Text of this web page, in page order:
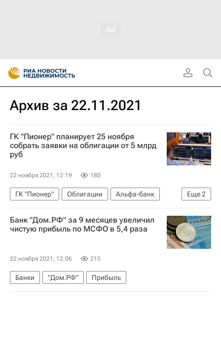
Архив за 22.11.2021
ГК "Пионер" планирует 25 ноября
собрать заявки на облигации от 5 млрд
руб
22 ноября 2021, 12:19 180
Еще2
ГК "Пионер" Облигации
Альфа-банк
Девелоперы
"Дом.РФ"
Банк "Дом.РФ" за 9 месяцев увеличил
чистую прибыль по МСФО в 5,4 раза
22 ноября 2021, 12:06 215
Банки "Дом.РФ" Прибыль